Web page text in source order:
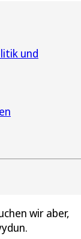
und
wir aber,